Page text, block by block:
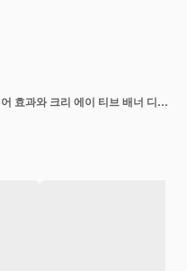
추상 파도, 음표 및 황금 렌즈 플레어 효과와 크리 에이 티브 배너 디자인.